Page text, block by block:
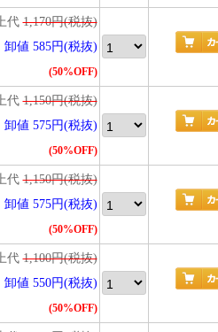
上代1,170円(税抜)
卸値 585円(税抜)
(50%OFF)
上代1,150円(税抜)
卸値 575円(税抜)
(50%OFF)
上代1,150円(税抜)
卸値 575円(税抜)
(50%OFF)
上代1,100円(税抜)
卸値 550円(税抜)
(50%OFF)